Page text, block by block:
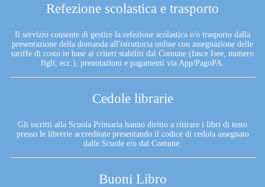
Refezione scolastica e trasporto
Il servizio consente di gestire la refezione scolastica e/o trasporto dalla
presentazione della domanda all'istruttoria online con assegnazione delle
tariffe di costo in base ai criteri stabiliti dal Comune (fasce Isee, numero
figli, ecc.), prenotazioni e pagamenti via App/PagoPA.
Cedole librarie
Gli iscritti alla Scuola Primaria hanno diritto a ritirare i libri di testo
presso le librerie accreditate presentando il codice di cedola assegnato
dalle Scuole e/o dal Comune.
Buoni Libro